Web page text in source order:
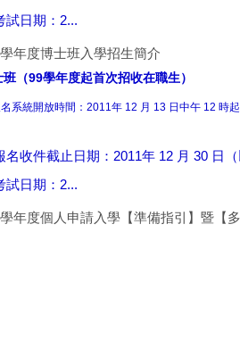
試日期：2...
年度博士班入學招生簡介
班（99學年度起首次招收在職生）
系統開放時間：2011年 12 月 13 日中午 12 時
名收件截止日期：2011年 12 月 30 日（
試日期：2...
年度個人申請入學【準備指引】暨【